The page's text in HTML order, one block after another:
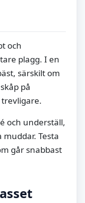
och
plagg. I en
särskilt om
på
och underställ,
Testa
går snabbast